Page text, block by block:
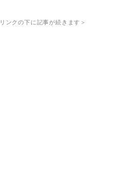
ンクの下に記事が続きます＞